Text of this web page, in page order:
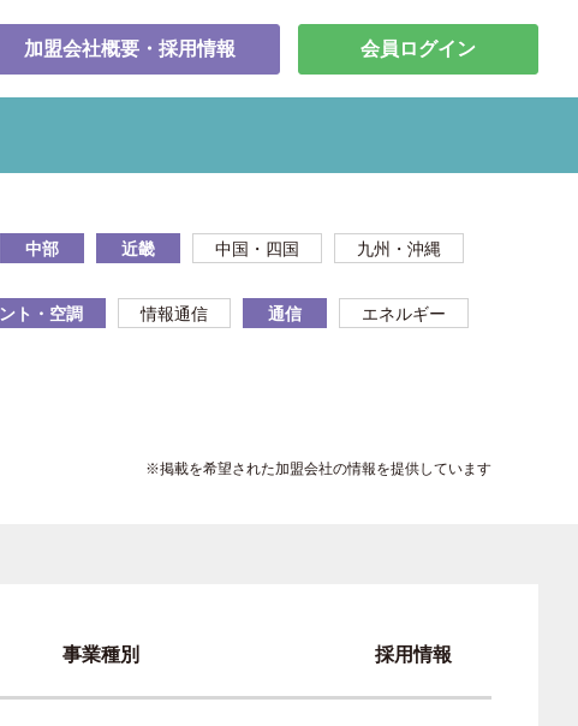
加盟会社概要・採用情報 会員ログイン
中部 近畿 中国・四国 九州・沖縄
ト・空調 情報通信 通信 エネルギー
※掲載を希望された加盟会社の情報を提供しています
事業種別 採用情報